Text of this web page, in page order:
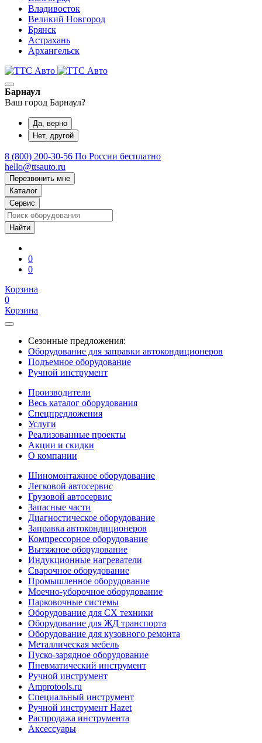
Владивосток
Великий Новгород
Брянск
Астрахань
Архангельск
Барнаул
Ваш город Барнаул?
Да, верно
Нет, другой
8 (800) 200-30-56 По России бесплатно
hello@ttsauto.ru
Перезвонить мне
Каталог
Сервис
0
0
Корзина
0
Корзина
Сезонные предложения:
Оборудование для заправки автокондиционеров
Подъемное оборудование
Ручной инструмент
Производители
Весь каталог оборудования
Спецпредложения
Услуги
Реализованные проекты
Акции и скидки
О компании
Шиномонтажное оборудование
Легковой автосервис
Грузовой автосервис
Запасные части
Диагностическое оборудование
Заправка автокондиционеров
Компрессорное оборудование
Вытяжное оборудование
Индукционные нагреватели
Сварочное оборудование
Промышленное оборудование
Моечно-уборочное оборудование
Парковочные системы
Оборудование для СХ техники
Оборудование для ЖД транспорта
Оборудование для кузовного ремонта
Металлическая мебель
Пуско-зарядное оборудование
Пневматический инструмент
Ручной инструмент
Amprotools.ru
Специальный инструмент
Ручной инструмент Hazet
Распродажа инструмента
Аксессуары